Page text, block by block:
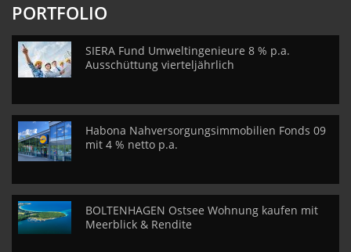
PORTFOLIO
SIERA Fund Umweltingenieure 8 % p.a.
Ausschüttung vierteljährlich
Habona Nahversorgungsimmobilien Fonds 09
mit 4 % netto p.a.
BOLTENHAGEN Ostsee Wohnung kaufen mit
Meerblick & Rendite